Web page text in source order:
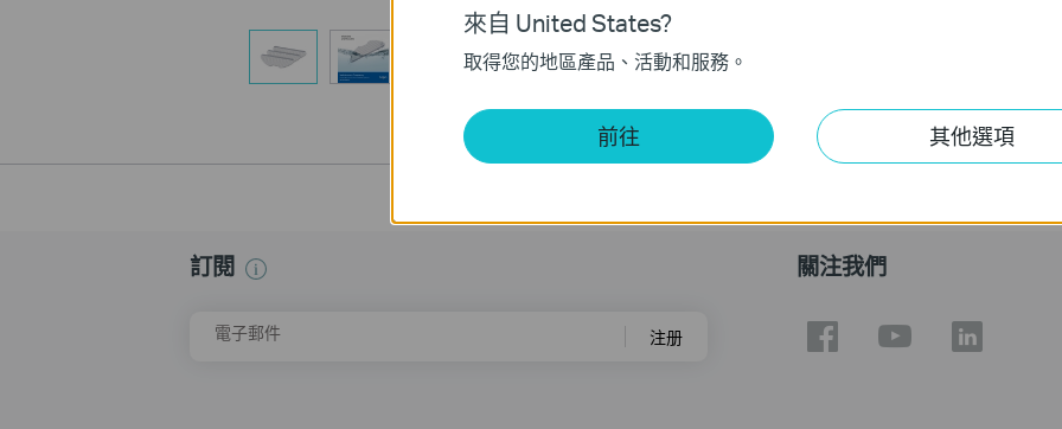
訂閱
電子郵件 注册
關注我們
來自 United States?
取得您的地區產品、活動和服務。
前往 其他選項